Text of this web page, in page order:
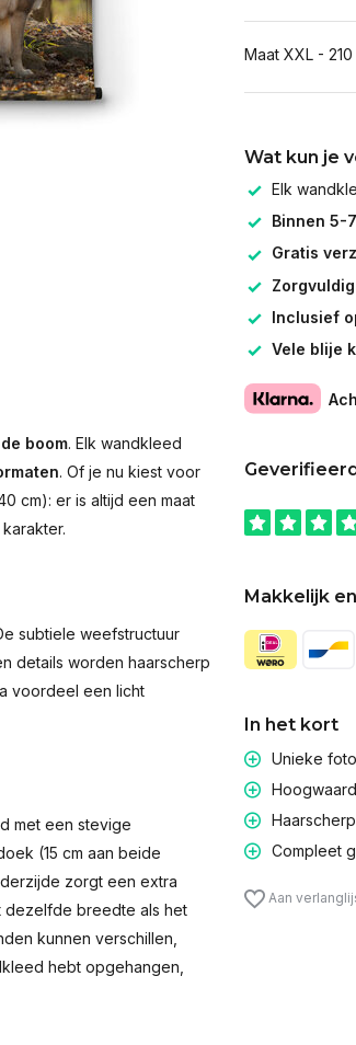
boom. Elk wandkleed
. Of je nu kiest voor
cm): er is altijd een maat
subtiele weefstructuur
details worden haarscherp
voordeel een licht
met een stevige
(15 cm aan beide
zorgt een extra
dezelfde breedte als het
kunnen verschillen,
hebt opgehangen,
Maat XXL -
Wat kun je
Elk
Binnen 5-
Gratis
Inclusief
Vele blije
Makkelijk
In het kort
Unieke
Compleet
Aan